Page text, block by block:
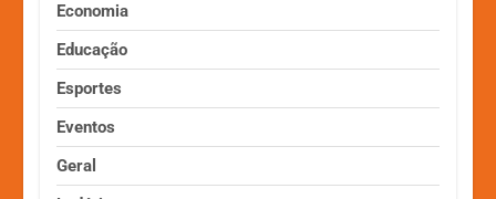
Economia
Educação
Esportes
Eventos
Geral